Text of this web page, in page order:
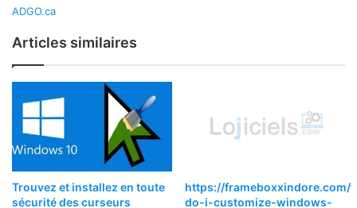
ADGO.ca
Articles similaires
Trouvez et installez en toute
sécurité des curseurs
https://frameboxxindore.com/
do-i-customize-windows-